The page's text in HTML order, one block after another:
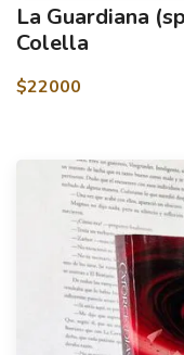
La Guardiana
Colella
$22000